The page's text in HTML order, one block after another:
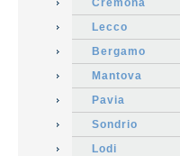
Cremona
Lecco
Bergamo
Mantova
Pavia
Sondrio
Lodi